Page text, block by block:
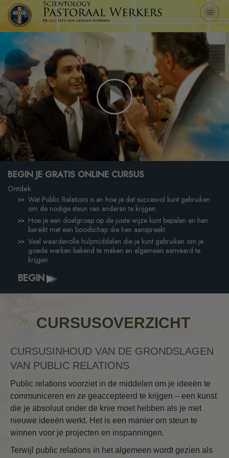
Play
Video
BEGIN JE GRATIS ONLINE CURSUS
Ontdek:
Wat Public Relations is en hoe je dat succesvol kunt gebruiken
om de nodige steun van anderen te krijgen.
Hoe je een doelgroep op de juiste wijze kunt bepalen en hen
bereikt met een boodschap die hen aanspreekt.
Veel waardevolle hulpmiddelen die je kunt gebruiken om je
goede werken bekend te maken en algemeen aanvaard te
krijgen.
BEGIN
CURSUSOVERZICHT
CURSUSINHOUD VAN DE GRONDSLAGEN
VAN PUBLIC RELATIONS
Public relations voorziet in de middelen om je ideeën te
communiceren en ze geaccepteerd te krijgen – een kunst
die je absoluut onder de knie moet hebben als je met
nieuwe ideeën werkt. Het is een manier om steun te
winnen voor je projecten en inspanningen.
Terwijl public relations in het algemeen wordt gezien als